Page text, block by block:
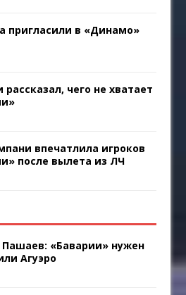
пригласили в «Динамо»
рассказал, чего не хватает
впечатлила игроков
после вылета из ЛЧ
«Баварии» нужен
Агуэро